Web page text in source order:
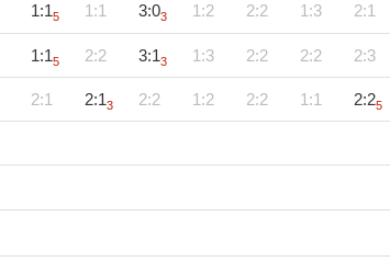
1:15 1:1 3:03 1:2 2:2 1:3 2:1
1:15 2:2 3:13 1:3 2:2 2:2 2:3
2:1 2:13 2:2 1:2 2:2 1:1 2:25